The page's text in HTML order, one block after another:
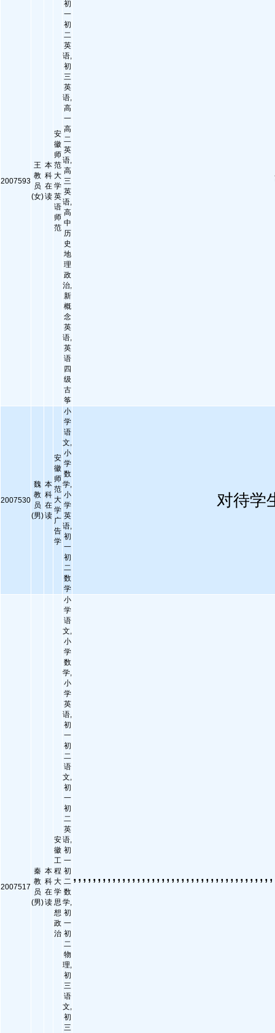
2007593
王
教
员
(女)
本
科
在
读
安
徽
师
范
大
学
英
语
师
范
初
一
初
二
英
语,
初
三
英
语,
高
一
高
二
英
语,
高
三
英
语,
高
中
历
史
地
理
政
治,
新
概
念
英
语,
英
语
四
级
古
筝
2007530
魏
教
员
(男)
本
科
在
读
安
徽
师
范
大
学
广
告
学
小
学
语
文,
小
学
数
学,
小
学
英
语,
初
一
初
二
数
学
对待学
2007517
秦
教
员
(男)
本
科
在
读
安
徽
工
程
大
学
思
想
政
治
小
学
语
文,
小
学
数
学,
小
学
英
语,
初
一
初
二
语
文,
初
一
初
二
英
语,
初
一
初
二
数
学,
初
一
初
二
物
理,
初
三
语
文,
初
三